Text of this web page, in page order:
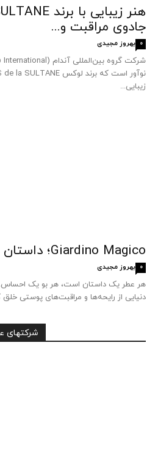
جادوی مراقبت و...
بهروز مجیدی 0
زیبایی...
Giardino Magico؛ داستان رایحه‌های خاص
بهروز مجیدی 0
دنیایی از رایحه‌ها و مراقبت‌های پوستی
شرکتهای